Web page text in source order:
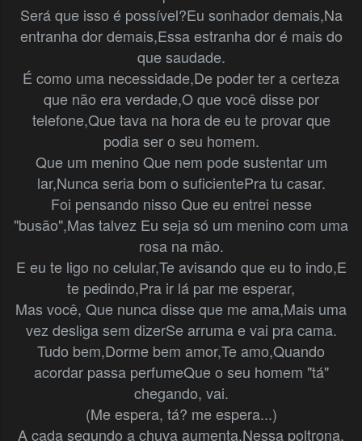
Será que isso é possível?Eu sonhador demais,Na
entranha dor demais,Essa estranha dor é mais do
que saudade.
É como uma necessidade,De poder ter a certeza
que não era verdade,O que você disse por
telefone,Que tava na hora de eu te provar que
podia ser o seu homem.
Que um menino Que nem pode sustentar um
lar,Nunca seria bom o suficientePra tu casar.
Foi pensando nisso Que eu entrei nesse
"busão",Mas talvez Eu seja só um menino com uma
rosa na mão.
E eu te ligo no celular,Te avisando que eu to indo,E
te pedindo,Pra ir lá par me esperar,
Mas você, Que nunca disse que me ama,Mais uma
vez desliga sem dizerSe arruma e vai pra cama.
Tudo bem,Dorme bem amor,Te amo,Quando
acordar passa perfumeQue o seu homem "tá"
chegando, vai.
(Me espera, tá? me espera...)
A cada segundo a chuva aumenta,Nessa poltrona,